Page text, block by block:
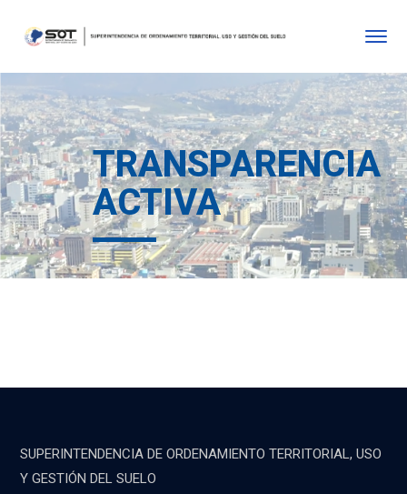
TRANSPARENCIA
ACTIVA
SUPERINTENDENCIA DE ORDENAMIENTO TERRITORIAL, USO
Y GESTIÓN DEL SUELO